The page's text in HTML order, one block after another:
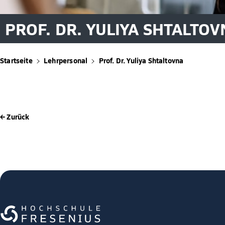
PROF. DR. YULIYA
Startseite Lehrpersonal Prof. Dr. Yuliya Shtaltovna
← Zurück